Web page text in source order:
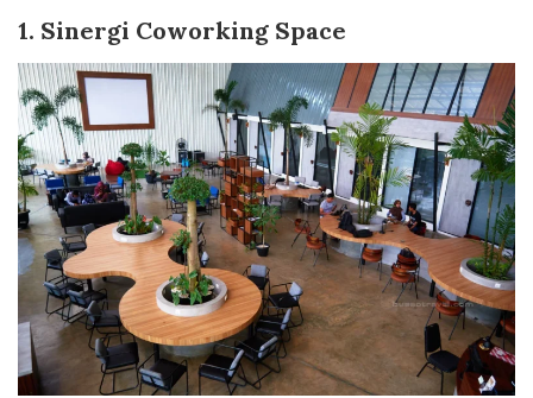
1. Sinergi Coworking Space